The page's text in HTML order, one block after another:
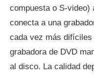
compuesta o S-video)
conecta a una
cada vez más
grabadora de DVD
al disco. La calidad